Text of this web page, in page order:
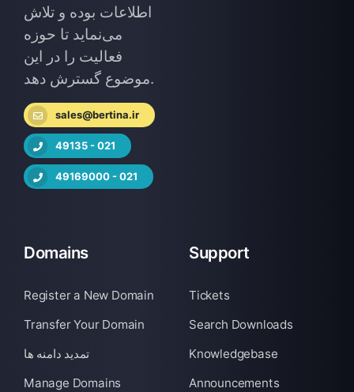
اطلاعات بوده و تلاش
می‌نماید تا حوزه
فعالیت را در این
موضوع گسترش دهد.
sales@bertina.ir
49135 - 021
49169000 - 021
Domains
Register a New Domain
Transfer Your Domain
تمدید دامنه ها
Manage Domains
Support
Tickets
Search Downloads
Knowledgebase
Announcements